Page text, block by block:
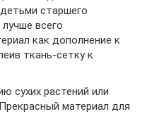
старшего
всего
как дополнение к
ткань-сетку к
сухих растений или
материал для